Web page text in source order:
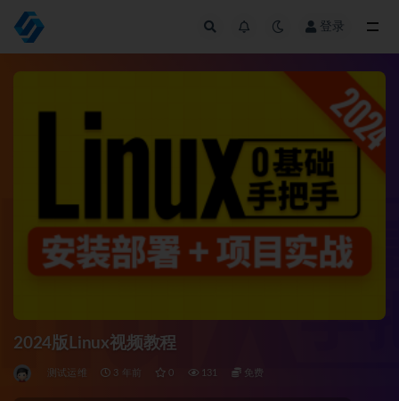
登录
2024版Linux视频教程
测试运维 3 年前 0 131 免费